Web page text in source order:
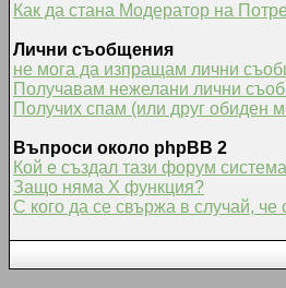
Как да стана Модератор на
Лични съобщения
не мога да изпращам лични
Получавам нежелани лични
Получих спам (или друг обиден
Въпроси около phpBB 2
Кой е създал тази форум
Защо няма X функция?
С кого да се свържа в случай,